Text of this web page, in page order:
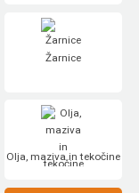
Žarnice
Olja, maziva in tekočine